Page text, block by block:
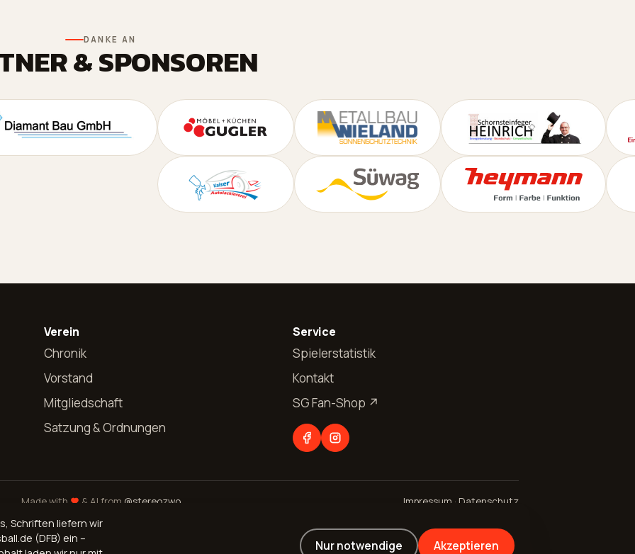
DANKE AN
& SPONSOREN
Verein
Chronik
Vorstand
Mitgliedschaft
Satzung & Ordnungen
Service
Spielerstatistik
Kontakt
SG Fan-Shop ↗
Made with & AI from @stereozwo Impressum · Datenschutz
Schriften liefern wir
(DFB) ein –
Nur notwendige Akzeptieren